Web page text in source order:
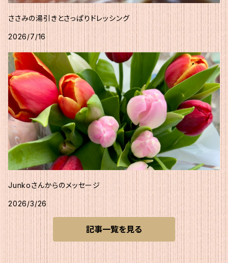
ささみの湯引きとさっぱりドレッシング
2026/7/16
Junkoさんからのメッセージ
2026/3/26
記事一覧を見る